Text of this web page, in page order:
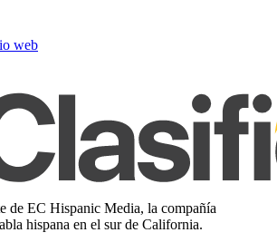
web
de EC Hispanic Media, la compañía
hispana en el sur de California.